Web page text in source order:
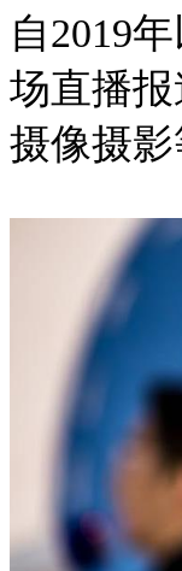
自2019
场直播
摄像摄